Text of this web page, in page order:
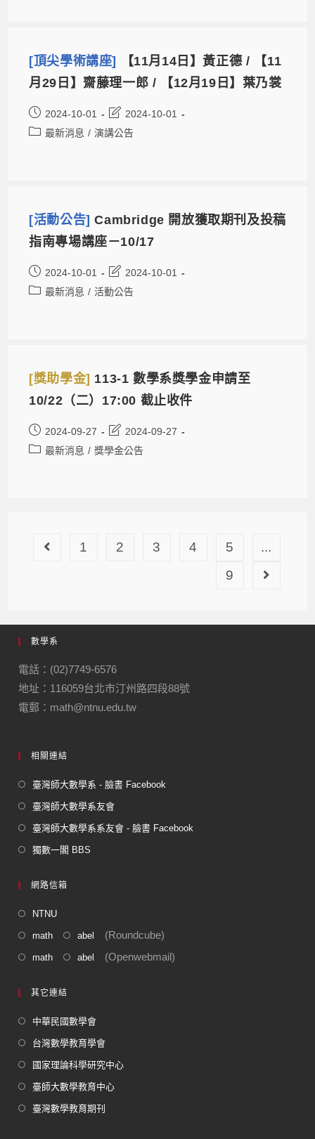
[頂尖學術講座]
【11月14日】黃正德 / 【11
月29日】齋藤理一郎 / 【12月19日】葉乃裳
2024-10-01
2024-10-01
最新消息 / 演講公告
[活動公告]Cambridge 開放獲取期刊及投稿
指南專場講座－10/17
2024-10-01
2024-10-01
最新消息 / 活動公告
[獎助學金] 113-1 數學系獎學金申請至
10/22（二）17:00 截止收件
2024-09-27
2024-09-27
最新消息 / 獎學金公告
1 2 3 4 5
...
9
數學系
電話：(02)7749-6576
地址：116059台北市汀州路四段88號
電郵：math@ntnu.edu.tw
相關連結
臺灣師大數學系 - 臉書 Facebook
臺灣師大數學系友會
臺灣師大數學系系友會 - 臉書 Facebook
獨數一閣 BBS
網路信箱
NTNU
math abel (Roundcube)
math abel (Openwebmail)
其它連結
中華民國數學會
台灣數學教育學會
國家理論科學研究中心
臺師大數學教育中心
臺灣數學教育期刊